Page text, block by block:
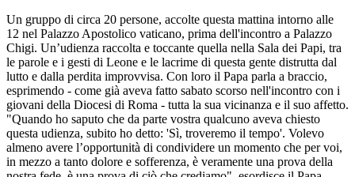
Un gruppo di circa 20 persone, accolte questa mattina intorno alle
12 nel Palazzo Apostolico vaticano, prima dell'incontro a Palazzo
Chigi. Un’udienza raccolta e toccante quella nella Sala dei Papi, tra
le parole e i gesti di Leone e le lacrime di questa gente distrutta dal
lutto e dalla perdita improvvisa. Con loro il Papa parla a braccio,
esprimendo - come già aveva fatto sabato scorso nell'incontro con i
giovani della Diocesi di Roma - tutta la sua vicinanza e il suo affetto.
"Quando ho saputo che da parte vostra qualcuno aveva chiesto
questa udienza, subito ho detto: 'Sì, troveremo il tempo'. Volevo
almeno avere l’opportunità di condividere un momento che per voi,
in mezzo a tanto dolore e sofferenza, è veramente una prova della